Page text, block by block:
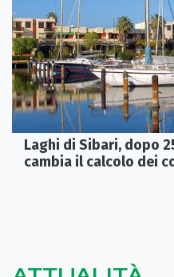
Laghi di Sibari, dopo
cambia il calcolo dei